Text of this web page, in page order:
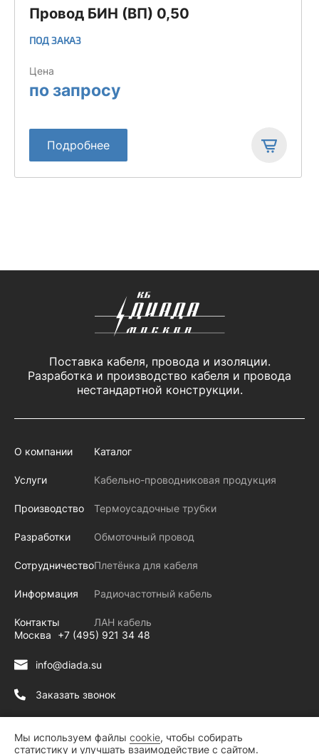
Провод БИН (ВП) 0,50
ПОД ЗАКАЗ
Цена
по запросу
Подробнее
Поставка кабеля, провода и изоляции.
Разработка и производство кабеля и провода
нестандартной конструкции.
О компании
Услуги
Производство
Разработки
Сотрудничество
Информация
Контакты
Каталог
Кабельно-проводниковая продукция
Термоусадочные трубки
Обмоточный провод
Плетёнка для кабеля
Радиочастотный кабель
ЛАН кабель
Москва
+7 (495) 921 34 48
info@diada.su
Заказать звонок
Пт.: 9:00 - 17:00
Мы используем файлы cookie, чтобы собирать
статистику и улучшать взаимодействие с сайтом.